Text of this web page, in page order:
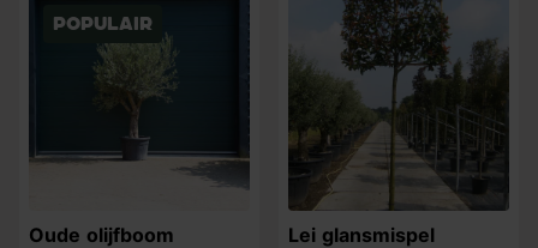
Populair
Oude olijfboom Lei glansmispel